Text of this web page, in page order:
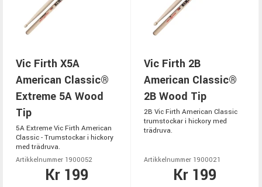
Vic Firth X5A
American Classic®
Extreme 5A Wood
Tip
5A Extreme Vic Firth American
Classic - Trumstockar i hickory
med trädruva.
Artikkelnummer 1900052
Kr 199
Vic Firth 2B
American Classic®
2B Wood Tip
2B Vic Firth American Classic
trumstockar i hickory med
trädruva.
Artikkelnummer 1900021
Kr 199